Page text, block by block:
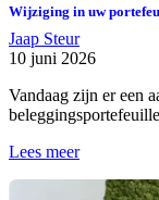
Wijziging in uw
Jaap Steur
10 juni 2026
Vandaag zijn er een
Lees meer